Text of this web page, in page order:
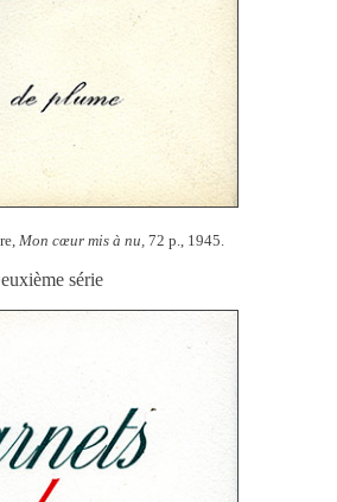
Mon cœur mis à nu,72 p., 1945.
série